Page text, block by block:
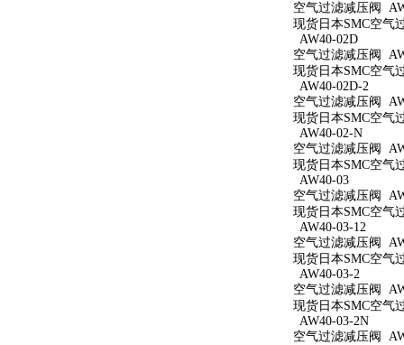
空气过滤减压阀
现货日本SMC空气
AW40-02D
空气过滤减压阀
现货日本SMC空气
AW40-02D-2
空气过滤减压阀
现货日本SMC空气
AW40-02-N
空气过滤减压阀
现货日本SMC空气
AW40-03
空气过滤减压阀
现货日本SMC空气
AW40-03-12
空气过滤减压阀
现货日本SMC空气
AW40-03-2
空气过滤减压阀
现货日本SMC空气
AW40-03-2N
空气过滤减压阀